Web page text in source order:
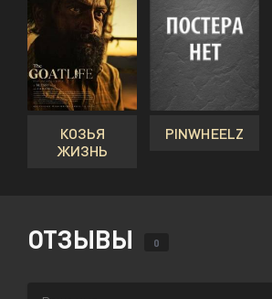
КОЗЬЯ
ЖИЗНЬ
PINWHEELZ
ОТЗЫВЫ 0